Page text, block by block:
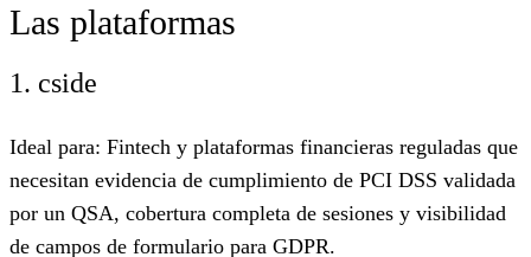
Las plataformas
1. cside
Ideal para: Fintech y plataformas financieras reguladas que
necesitan evidencia de cumplimiento de PCI DSS validada
por un QSA, cobertura completa de sesiones y visibilidad
de campos de formulario para GDPR.